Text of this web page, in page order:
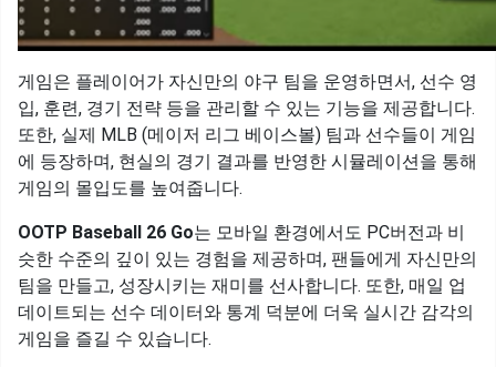
게임은 플레이어가 자신만의 야구 팀을 운영하면서, 선수 영
입, 훈련, 경기 전략 등을 관리할 수 있는 기능을 제공합니다.
또한, 실제 MLB (메이저 리그 베이스볼) 팀과 선수들이 게임
에 등장하며, 현실의 경기 결과를 반영한 시뮬레이션을 통해
게임의 몰입도를 높여줍니다.
OOTP Baseball 26 Go는 모바일 환경에서도 PC버전과 비
슷한 수준의 깊이 있는 경험을 제공하며, 팬들에게 자신만의
팀을 만들고, 성장시키는 재미를 선사합니다. 또한, 매일 업
데이트되는 선수 데이터와 통계 덕분에 더욱 실시간 감각의
게임을 즐길 수 있습니다.